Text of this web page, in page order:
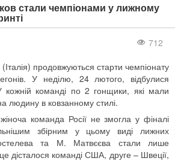
стали чемпіонами у лижному
712
продовжуються старти чемпіонату
У неділю, 24 лютого, відбулися
кожній команді по 2 гонщики, які мали
людину в ковзанному стилі.
команда Росії не змогла у фіналі
збірним у цьому виді лижних
та М. Матвєєва стали лише
дісталося команді США, друге – Швеції,